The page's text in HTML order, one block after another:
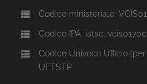
Codice ministeriale:
Codice IPA:
Codice Univoco Ufficio
UFTSTP